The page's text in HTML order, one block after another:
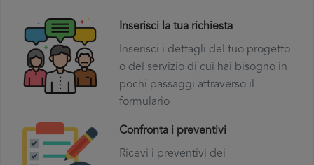
Inserisci la tua richiesta
Inserisci i dettagli del tuo progetto
o del servizio di cui hai bisogno in
pochi passaggi attraverso il
formulario
Confronta i preventivi
Ricevi i preventivi dei